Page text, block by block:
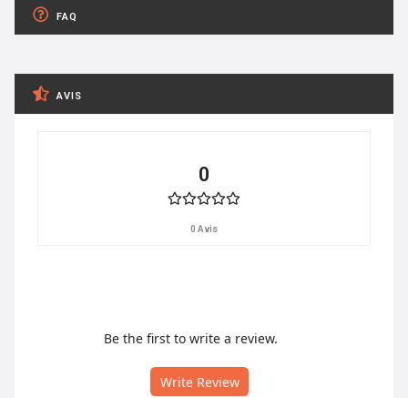
FAQ
AVIS
0
0 Avis
Be the first to write a review.
Write Review